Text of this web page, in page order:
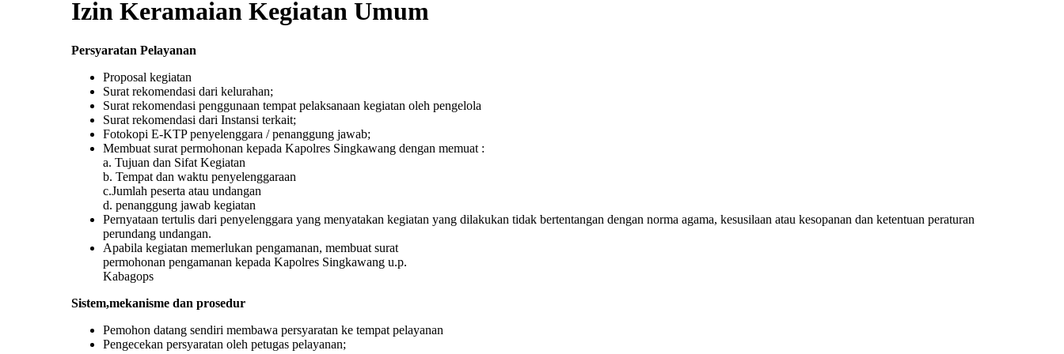
Izin Keramaian Kegiatan Umum
Persyaratan Pelayanan
Proposal kegiatan
Surat rekomendasi dari kelurahan;
Surat rekomendasi penggunaan tempat pelaksanaan kegiatan oleh pengelola
Surat rekomendasi dari Instansi terkait;
Fotokopi E-KTP penyelenggara / penanggung jawab;
Membuat surat permohonan kepada Kapolres Singkawang dengan memuat :
a. Tujuan dan Sifat Kegiatan
b. Tempat dan waktu penyelenggaraan
c.Jumlah peserta atau undangan
d. penanggung jawab kegiatan
Pernyataan tertulis dari penyelenggara yang menyatakan kegiatan yang dilakukan tidak bertentangan dengan norma agama, kesusilaan atau kesopanan dan ketentuan peraturan
perundang undangan.
Apabila kegiatan memerlukan pengamanan, membuat surat
permohonan pengamanan kepada Kapolres Singkawang u.p.
Kabagops
Sistem,mekanisme dan prosedur
Pemohon datang sendiri membawa persyaratan ke tempat pelayanan
Pengecekan persyaratan oleh petugas pelayanan;